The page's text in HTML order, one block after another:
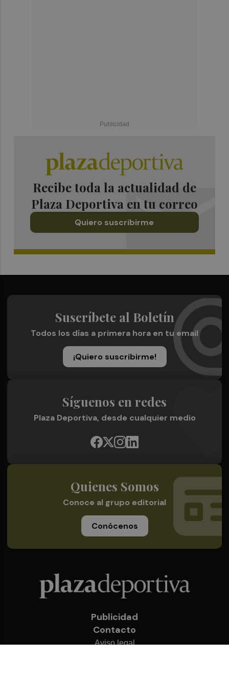
Recibe toda la actualidad de
Plaza Deportiva en tu correo
Quiero suscribirme
Suscríbete al Boletín
Todos los días a primera hora en tu email
¡Quiero suscribirme!
Síguenos en redes
Plaza Deportiva, desde cualquier medio
Quienes Somos
Conoce al grupo editorial
Conócenos
Publicidad
Contacto
Aviso legal